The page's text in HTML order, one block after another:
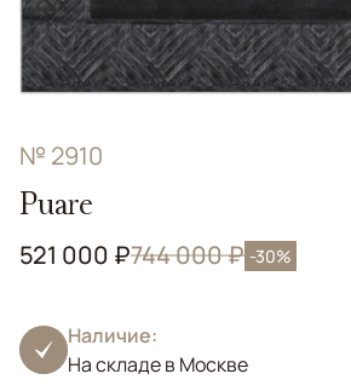
№ 2910
Puare
521 000 ₽744 000 ₽ -30%
Наличие:
На складе в Москве